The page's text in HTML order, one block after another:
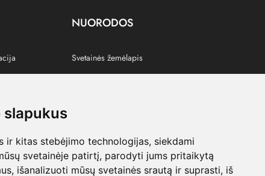
slapukus
ir kitas stebėjimo technologijas, siekdami
svetainėje patirtį, parodyti jums pritaikytą
išanalizuoti mūsų svetainės srautą ir suprasti, iš
NUORODOS
Svetainės žemėlapis